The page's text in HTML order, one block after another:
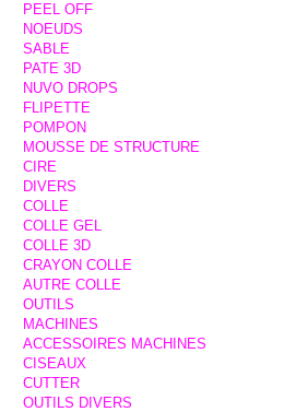
PEEL OFF
NOEUDS
SABLE
PATE 3D
NUVO DROPS
FLIPETTE
POMPON
MOUSSE DE STRUCTURE
CIRE
DIVERS
COLLE
COLLE GEL
COLLE 3D
CRAYON COLLE
AUTRE COLLE
OUTILS
MACHINES
ACCESSOIRES MACHINES
CISEAUX
CUTTER
OUTILS DIVERS